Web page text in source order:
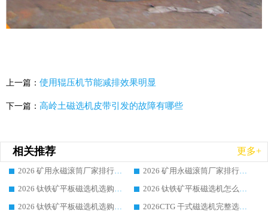
上一篇： 使用辊压机节能减排效果明显
下一篇： 高岭土磁选机皮带引发的故障有哪些
相关推荐 更多+
2026 矿用永磁滚筒厂家排行榜选购干货指南 行业口碑标杆华体会手机网页版-华体会(中国) 实力出众
2026 矿用永磁滚筒厂家排行榜选购指南，行业口碑领域强者华体会手机网页版-华体会(中国)
2026 钛铁矿平板磁选机选购全攻略 市场公认优质品牌厂家实力排行榜
2026 钛铁矿平板磁选机怎么选 靠谱生产企业实力排行榜选购参考攻略
2026 钛铁矿平板磁选机选购指南 行业口碑优选品牌生产企业实力排行榜
2026CTG 干式磁选机完整选购指南 行业口碑顶尖靠谱生产龙头厂家实力推荐